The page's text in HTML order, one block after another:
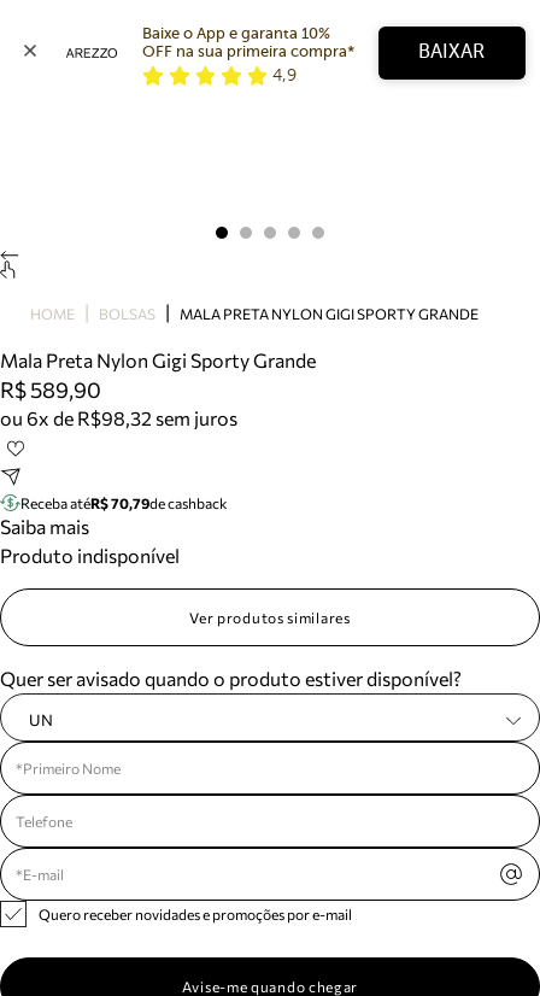
Bolsa
Tamanco
Tênis
Mule
Tire dúvidas sobre pedidos, devoluções e mais.
Meus pedidos
Acompanhe seus pedidos e solicite devoluções.
Baixe o App e garanta 10%
OFF na sua primeira compra*
4,9
BAIXAR
HOME BOLSAS MALA PRETA NYLON GIGI SPORTY GRANDE
Mala Preta Nylon Gigi Sporty Grande
R$ 589,90
ou 6x de R$98,32 sem juros
Receba atéR$ 70,79de cashback
Saiba mais
Produto indisponível
Ver produtos similares
Quer ser avisado quando o produto estiver disponível?
UN
Quero receber novidades e promoções por e-mail
Avise-me quando chegar